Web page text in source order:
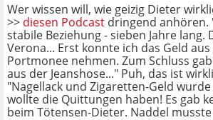
Wer wissen will, wie geizig Dieter
>> diesen Podcast dringend anhören.
stabile Beziehung - sieben Jahre lang.
Verona... Erst konnte ich das Geld
Portmonee nehmen. Zum Schluss
aus der Jeanshose..." Puh, das ist
"Nagellack und Zigaretten-Geld
wollte die Quittungen haben! Es gab
beim Tötensen-Dieter. Naddel